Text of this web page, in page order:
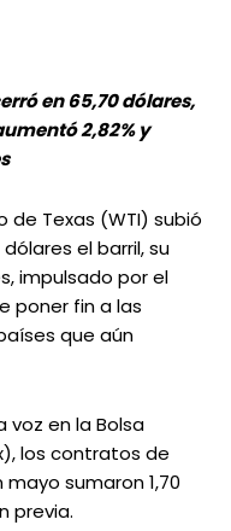
en 65,70 dólares,
2,82% y
de Texas (WTI) subió
el barril, su
impulsado por el
poner fin a las
que aún
voz en la Bolsa
los contratos de
sumaron 1,70
previa.